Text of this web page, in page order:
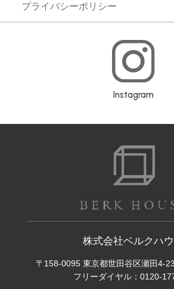
プライバシーポリシー
Instagram
株式会社ベルクハ
〒158-0095 東京都世田谷区瀬田4-
フリーダイヤル： 0120-